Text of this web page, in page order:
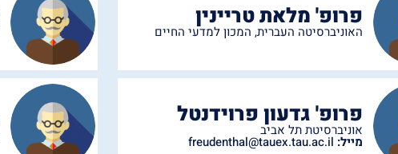
פרופ' מלאת טריינין
האוניברסיטה העברית, המכון למדעי החיים
פרופ' גדעון פרוידנטל
אוניברסיטת תל אביב
מייל: freudenthal@tauex.tau.ac.il